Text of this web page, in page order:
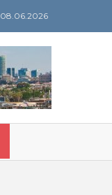
08.06.2026